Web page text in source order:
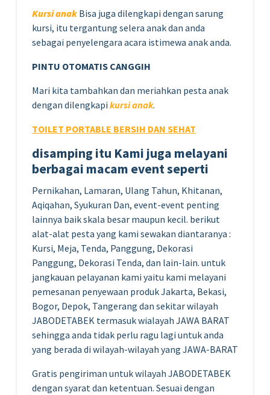
Kursi anak Bisa juga dilengkapi dengan sarung
kursi, itu tergantung selera anak dan anda
sebagai penyelengara acara istimewa anak anda.
PINTU OTOMATIS CANGGIH
Mari kita tambahkan dan meriahkan pesta anak
dengan dilengkapi kursi anak.
TOILET PORTABLE BERSIH DAN SEHAT
disamping itu Kami juga melayani
berbagai macam event seperti
Pernikahan, Lamaran, Ulang Tahun, Khitanan,
Aqiqahan, Syukuran Dan, event-event penting
lainnya baik skala besar maupun kecil. berikut
alat-alat pesta yang kami sewakan diantaranya :
Kursi, Meja, Tenda, Panggung, Dekorasi
Panggung, Dekorasi Tenda, dan lain-lain. untuk
jangkauan pelayanan kami yaitu kami melayani
pemesanan penyewaan produk Jakarta, Bekasi,
Bogor, Depok, Tangerang dan sekitar wilayah
JABODETABEK termasuk wialayah JAWA BARAT
sehingga anda tidak perlu ragu lagi untuk anda
yang berada di wilayah-wilayah yang JAWA-BARAT
Gratis pengiriman untuk wilayah JABODETABEK
dengan syarat dan ketentuan. Sesuai dengan